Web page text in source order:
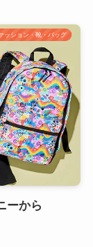
ッション・靴・バッグ
ーから